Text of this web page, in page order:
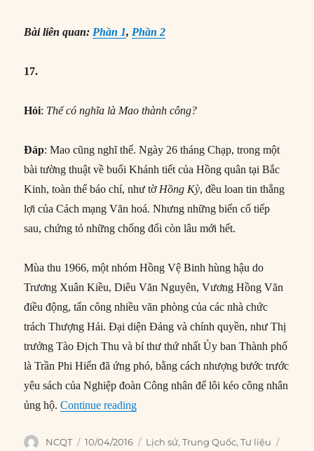
Bài liên quan: Phần 1, Phần 2
17.
Hỏi: Thế có nghĩa là Mao thành công?
Đáp: Mao cũng nghĩ thế. Ngày 26 tháng Chạp, trong một
bài tường thuật về buổi Khánh tiết của Hồng quân tại Bắc
Kinh, toàn thể báo chí, như tờ Hồng Kỳ, đều loan tin thắng
lợi của Cách mạng Văn hoá. Nhưng những biến cố tiếp
sau, chứng tỏ những chống đối còn lâu mới hết.
Mùa thu 1966, một nhóm Hồng Vệ Binh hùng hậu do
Trương Xuân Kiều, Diêu Văn Nguyên, Vương Hồng Văn
điều động, tấn công nhiều văn phòng của các nhà chức
trách Thượng Hải. Đại diện Đảng và chính quyền, như Thị
trưởng Tào Địch Thu và bí thư thứ nhất Ủy ban Thành phố
là Trần Phi Hiển đã ứng phó, bằng cách nhượng bước trước
yêu sách của Nghiệp đoàn Công nhân để lôi kéo công nhân
ủng hộ.Continue reading“Đánh giá cuộc đời chính trị Mao
Author
NCQT
Posted
10/04/2016 Categories
Lịch sử,Trung Quốc,Tư liệu